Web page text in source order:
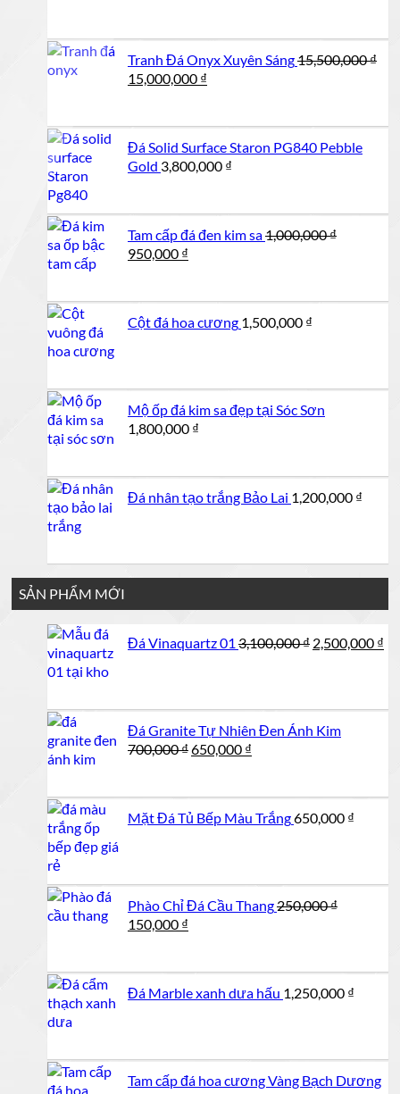
750,000 ₫.
Tranh Đá Onyx Xuyên Sáng15,500,000₫
Giá
15,000,000 ₫
15,000,000 ₫.
Đá Solid Surface Staron PG840 Pebble
Gold 3,800,000 ₫
Tam cấp đá đen kim sa1,000,000₫
Giá
950,000 ₫
950,000 ₫.
Cột đá hoa cương 1,500,000 ₫
Mộ ốp đá kim sa đẹp tại Sóc Sơn
1,800,000 ₫
Đá nhân tạo trắng Bảo Lai 1,200,000 ₫
SẢN PHẨM MỚI
Đá Vinaquartz 01 3,100,000₫ Giá
2,500,000 ₫
Đá Granite Tự Nhiên Đen Ánh Kim
700,000₫Giá
650,000 ₫
650,000 ₫.
Mặt Đá Tủ Bếp Màu Trắng650,000 ₫
Phào Chỉ Đá Cầu Thang250,000₫
Giá
150,000 ₫
là:
150,000 ₫.
Đá Marble xanh dưa hấu 1,250,000 ₫
Tam cấp đá hoa cương Vàng Bạch Dương